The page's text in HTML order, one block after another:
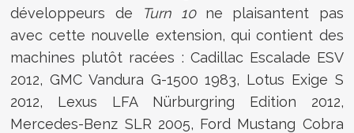
développeurs de
Turn 10ne plaisantent pas
avec cette nouvelle extension, qui contient des
machines plutôt racées : Cadillac Escalade ESV
2012, GMC Vandura G-1500 1983, Lotus Exige S
2012, Lexus LFA Nürburgring Edition 2012,
Mercedes-Benz SLR 2005, Ford Mustang Cobra